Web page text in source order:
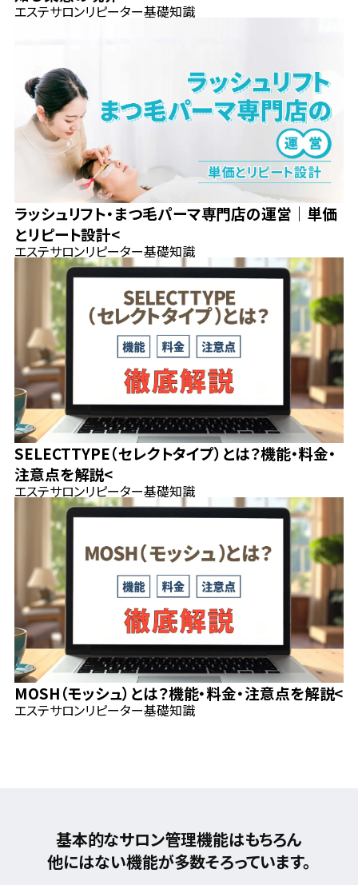
エステサロンリピーター基礎知識
ラッシュリフト・まつ毛パーマ専門店の運営｜単価
とリピート設計<
エステサロンリピーター基礎知識
SELECTTYPE（セレクトタイプ）とは？機能・料金・
注意点を解説<
エステサロンリピーター基礎知識
MOSH（モッシュ）とは？機能・料金・注意点を解説<
エステサロンリピーター基礎知識
基本的なサロン管理機能はもちろん
他にはない機能が多数そろっています。